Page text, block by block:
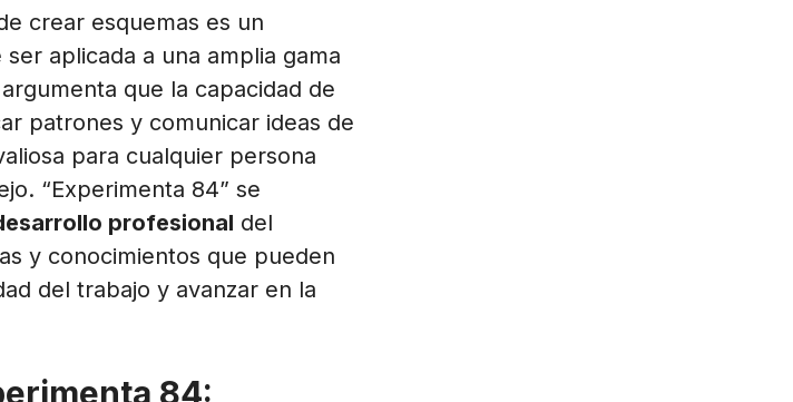
crear esquemas es un
aplicada a una amplia gama
que la capacidad de
patrones y comunicar ideas de
para cualquier persona
“Experimenta 84” se
profesional del
y conocimientos que pueden
del trabajo y avanzar en la
84: